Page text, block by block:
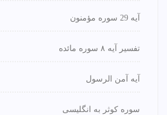
آیه 29 سوره مؤمنون
تفسیر آیه ۸ سوره مائده
آیه آمن الرسول
سوره کوثر به انگلیسی